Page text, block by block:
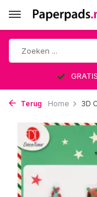
Terug Home 3D